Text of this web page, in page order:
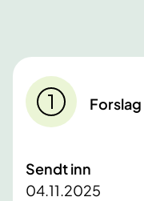
Forslag
Sendt inn
04.11.2025